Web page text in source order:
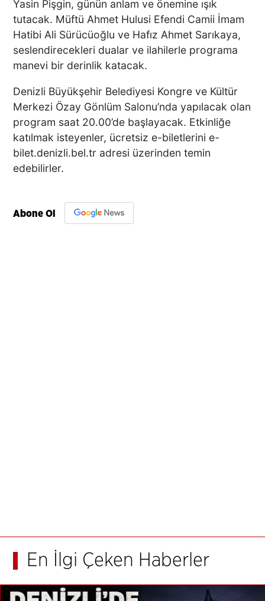
Yasin Pişgin, günün anlam ve önemine ışık
tutacak. Müftü Ahmet Hulusi Efendi Camii İmam
Hatibi Ali Sürücüoğlu ve Hafız Ahmet Sarıkaya,
seslendirecekleri dualar ve ilahilerle programa
manevi bir derinlik katacak.
Denizli Büyükşehir Belediyesi Kongre ve Kültür
Merkezi Özay Gönlüm Salonu’nda yapılacak olan
program saat 20.00’de başlayacak. Etkinliğe
katılmak isteyenler, ücretsiz e-biletlerini e-
bilet.denizli.bel.tr adresi üzerinden temin
edebilirler.
Abone Ol
En İlgi Çeken Haberler